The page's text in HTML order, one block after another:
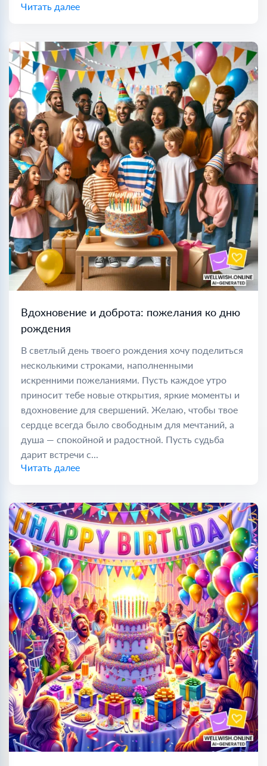
Читать далее
Вдохновение и доброта: пожелания ко дню
рождения
В светлый день твоего рождения хочу поделиться
несколькими строками, наполненными
искренними пожеланиями. Пусть каждое утро
приносит тебе новые открытия, яркие моменты и
вдохновение для свершений. Желаю, чтобы твое
сердце всегда было свободным для мечтаний, а
душа — спокойной и радостной. Пусть судьба
дарит встречи с...
Читать далее